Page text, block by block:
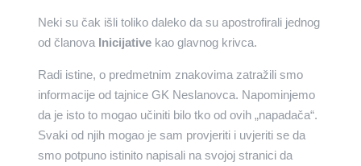
Neki su čak išli toliko daleko da su apostrofirali jednog
od članova Inicijativekao glavnog krivca.
Radi istine, o predmetnim znakovima zatražili smo
informacije od tajnice GK Neslanovca. Napominjemo
da je isto to mogao učiniti bilo tko od ovih „napadača“.
Svaki od njih mogao je sam provjeriti i uvjeriti se da
smo potpuno istinito napisali na svojoj stranici da